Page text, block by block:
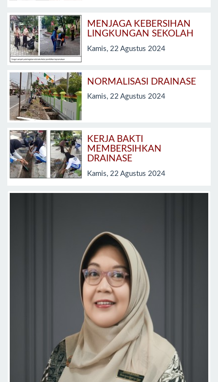
MENJAGA KEBERSIHAN
LINGKUNGAN SEKOLAH
Kamis, 22 Agustus 2024
NORMALISASI DRAINASE
Kamis, 22 Agustus 2024
KERJA BAKTI
MEMBERSIHKAN
DRAINASE
Kamis, 22 Agustus 2024